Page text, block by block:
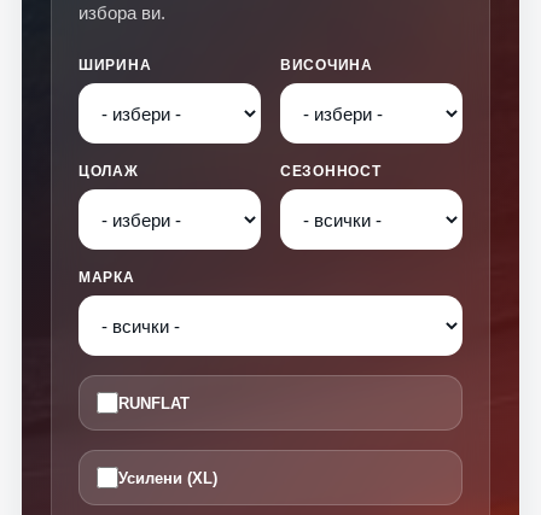
избора ви.
ШИРИНА ВИСОЧИНА
ЦОЛАЖ СЕЗОННОСТ
МАРКА
RUNFLAT
Усилени (XL)